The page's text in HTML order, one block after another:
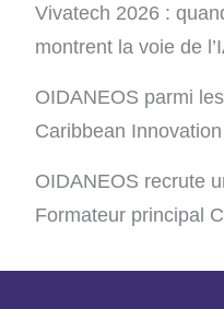
Vivatech 2026 :
montrent la voie de
OIDANEOS parmi
Caribbean
OIDANEOS recrute
Formateur principal